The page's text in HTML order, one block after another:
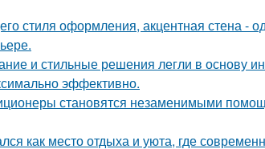
стиля оформления, акцентная стена -
и стильные решения легли в основу
эффективно.
становятся незаменимыми
как место отдыха и уюта, где